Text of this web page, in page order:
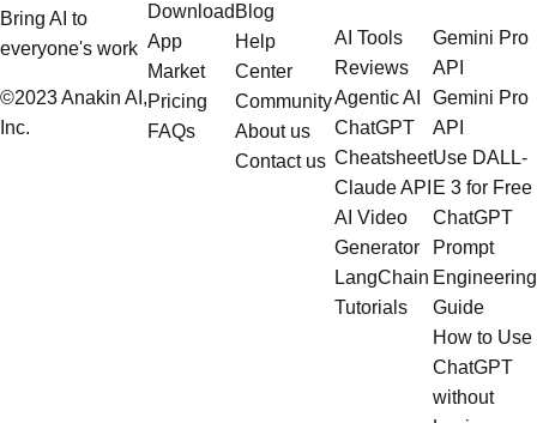
Bring AI to
everyone's work
©2023 Anakin AI,
Inc.
Download
App
Market
Pricing
FAQs
Blog
Help
Center
Community
About us
Contact us
AI Tools
Reviews
Agentic AI
ChatGPT
Cheatsheet
Claude API
AI Video
Generator
LangChain
Tutorials
Gemini Pro
API
Gemini Pro
API
Use DALL-
E 3 for Free
ChatGPT
Prompt
Engineering
Guide
How to Use
ChatGPT
without